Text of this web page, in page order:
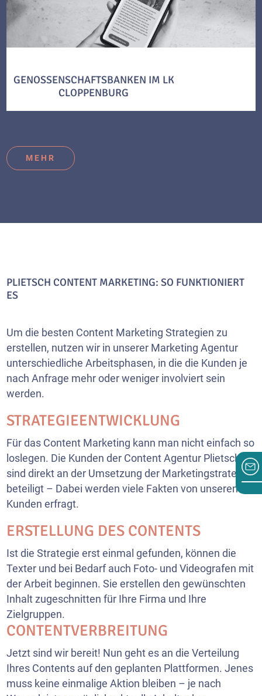
GENOSSENSCHAFTSBANKEN IM LK
CLOPPENBURG
MEHR
PLIETSCH CONTENT MARKETING: SO FUNKTIONIERT
ES
Um die besten Content Marketing Strategien zu
erstellen, nutzen wir in unserer Marketing Agentur
unterschiedliche Arbeitsphasen, in die die Kunden je
nach Anfrage mehr oder weniger involviert sein
werden.
STRATEGIEENTWICKLUNG
Für das Content Marketing kann man nicht einfach so
loslegen. Die Kunden der Content Agentur Plietsch
sind direkt an der Umsetzung der Marketingstrategie
beteiligt – Dabei werden viele Fakten von unseren
Kunden erfragt.
ERSTELLUNG DES CONTENTS
Ist die Strategie erst einmal gefunden, können die
Texter und bei Bedarf auch Foto- und Videografen mit
der Arbeit beginnen. Sie erstellen den gewünschten
Inhalt zugeschnitten für Ihre Firma und Ihre
Zielgruppen.
CONTENTVERBREITUNG
Jetzt sind wir bereit! Nun geht es an die Verteilung
Ihres Contents auf den geplanten Plattformen. Jenes
muss keine einmalige Aktion bleiben – je nach